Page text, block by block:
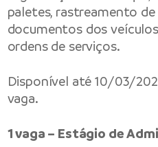
paletes, rastreamento
documentos dos
ordens de serviços.
Disponível até 10/03/
vaga.
1 vaga – Estágio de